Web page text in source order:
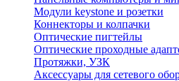
Модули keystone и розетки
Коннекторы и колпачки
Оптические пигтейлы
Оптические проходные
Протяжки, УЗК
Аксессуары для сетевого